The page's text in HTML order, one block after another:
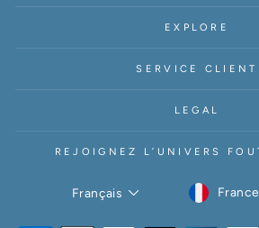
EXPLORE
SERVICE CLIENT
LEGAL
REJOIGNEZ L’UNIVERS
LANGUE
Français